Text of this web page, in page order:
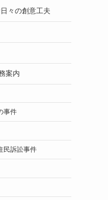
々の創意工夫
案内
事件
民訴訟事件